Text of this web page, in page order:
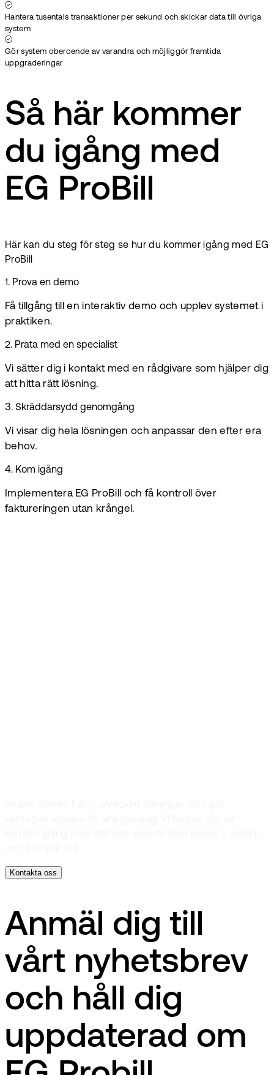
Hantera tusentals transaktioner per sekund och skickar data till övriga
system
Gör system oberoende av varandra och möjliggör framtida
uppgraderingar
Så här kommer
du igång med
EG ProBill
Här kan du steg för steg se hur du kommer igång med EG
ProBill
1. Prova en demo
Få tillgång till en interaktiv demo och upplev systemet i
praktiken.
2. Prata med en specialist
Vi sätter dig i kontakt med en rådgivare som hjälper dig
att hitta rätt lösning.
3. Skräddarsydd genomgång
Vi visar dig hela lösningen och anpassar den efter era
behov.
4. Kom igång
Implementera EG ProBill och få kontroll över
faktureringen utan krångel.
Kontakta oss
Anmäl dig till
vårt nyhetsbrev
och håll dig
uppdaterad om